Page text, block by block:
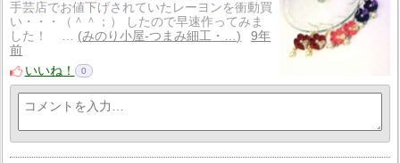
手芸店でお値下げされていたレーヨンを衝動買
い・・・（＾＾；） したので早速作ってみま
した！ …
みのり小屋-つまみ細工・…
9年
前
いいね！
0